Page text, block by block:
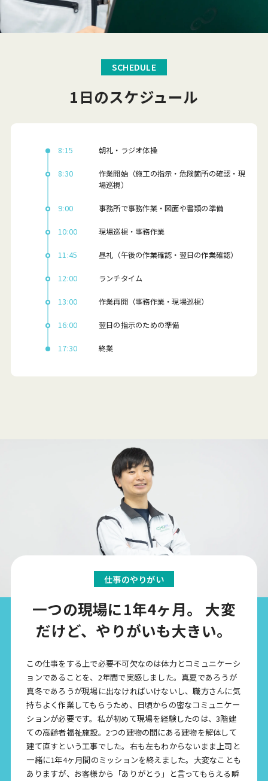
SCHEDULE
1日のスケジュール
8:15 朝礼・ラジオ体操
8:30
作業開始（施工の指示・危険箇所の確認・現
場巡視）
9:00 事務所で事務作業・図面や書類の準備
10:00 現場巡視・事務作業
11:45 昼礼（午後の作業確認・翌日の作業確認）
12:00 ランチタイム
13:00 作業再開（事務作業・現場巡視）
16:00 翌日の指示のための準備
17:30 終業
仕事のやりがい
一つの現場に1年4ヶ月。 大変
だけど、やりがいも大きい。
この仕事をする上で必要不可欠なのは体力とコミュニケーシ
ョンであることを、2年間で実感しました。真夏であろうが
真冬であろうが現場に出なければいけないし、職方さんに気
持ちよく作業してもらうため、日頃からの密なコミュニケー
ションが必要です。私が初めて現場を経験したのは、3階建
ての高齢者福祉施設。2つの建物の間にある建物を解体して
建て直すという工事でした。右も左もわからないまま上司と
一緒に1年4ヶ月間のミッションを終えました。大変なことも
ありますが、お客様から「ありがとう」と言ってもらえる瞬